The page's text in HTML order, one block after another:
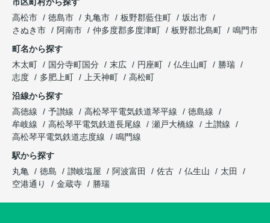
高松市
徳島市 丸亀市 板野郡藍住町
坂出市
さぬき市
阿南市 仲多度郡多度津町 板野郡北島町
鳴門市
町名から探す
木太町
国分寺町国分 末広 円座町 仏生山町
勝瑞
志度
多肥上町 上天神町
高松町
沿線から探す
高徳線
予讃線 高松琴平電気鉄道琴平線
徳島線
牟岐線
高松琴平電気鉄道長尾線 瀬戸大橋線
土讃線
高松琴平電気鉄道志度線
鳴門線
駅から探す
丸亀
徳島 讃岐塩屋 阿波富田 佐古 仏生山
太田
空港通り
金蔵寺 勝瑞